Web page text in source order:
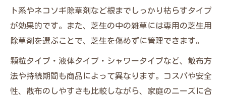
ト系やネコソギ除草剤など根までしっかり枯らすタイプ
が効果的です。また、芝生の中の雑草には専用の芝生用
除草剤を選ぶことで、芝生を傷めずに管理できます。
顆粒タイプ・液体タイプ・シャワータイプなど、散布方
法や持続期間も商品によって異なります。コスパや安全
性、散布のしやすさも比較しながら、家庭のニーズに合